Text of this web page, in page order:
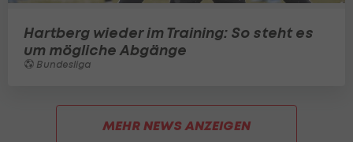
Hartberg wieder im Training: So steht es
um mögliche Abgänge
Bundesliga
MEHR NEWS ANZEIGEN